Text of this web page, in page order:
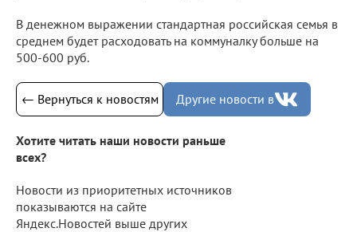
В денежном выражении стандартная российская семья в
среднем будет расходовать на коммуналку больше на
500-600 руб.
← Вернуться к новостям Другие новости в
Хотите читать наши новости раньше
всех?
Новости из приоритетных источников
показываются на сайте
Яндекс.Новостей выше других